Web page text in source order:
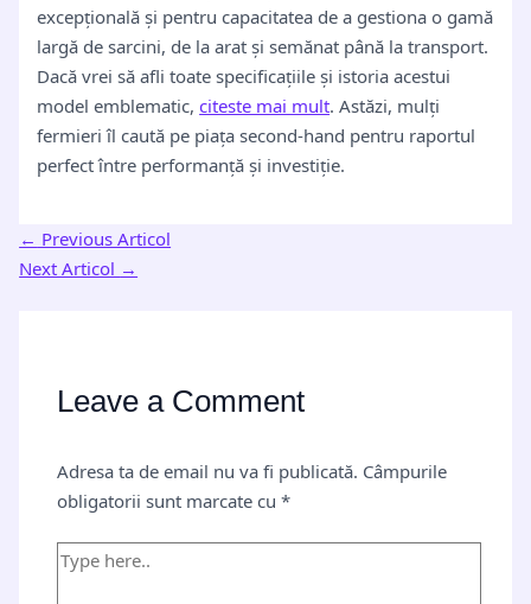
excepțională și pentru capacitatea de a gestiona o gamă
largă de sarcini, de la arat și semănat până la transport.
Dacă vrei să afli toate specificațiile și istoria acestui
model emblematic,citeste mai mult. Astăzi, mulți
fermieri îl caută pe piața second-hand pentru raportul
perfect între performanță și investiție.
← Previous Articol
Next Articol →
Leave a Comment
Adresa ta de email nu va fi publicată. Câmpurile
obligatorii sunt marcate cu*